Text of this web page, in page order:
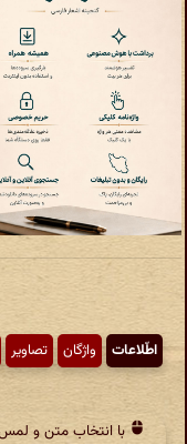
اطّلاعات واژگان تصاویر
با انتخاب متن و لمس